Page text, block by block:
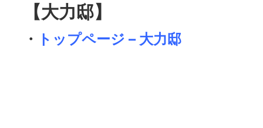
【大力邸】
・ トップページ – 大力邸